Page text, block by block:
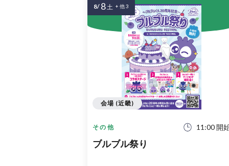
その他 11:00 開
ブルブル祭り
会場 (近畿)
8/ 8土 + 他 3